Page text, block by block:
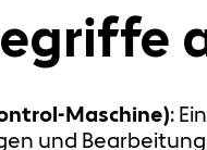
Maschine):
und